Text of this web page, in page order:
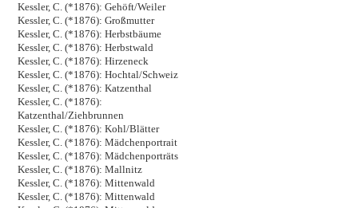
Kessler, C. (*1876): Gehöft/Weiler
Kessler, C. (*1876): Großmutter
Kessler, C. (*1876): Herbstbäume
Kessler, C. (*1876): Herbstwald
Kessler, C. (*1876): Hirzeneck
Kessler, C. (*1876): Hochtal/Schweiz
Kessler, C. (*1876): Katzenthal
Kessler, C. (*1876):
Katzenthal/Ziehbrunnen
Kessler, C. (*1876): Kohl/Blätter
Kessler, C. (*1876): Mädchenportrait
Kessler, C. (*1876): Mädchenporträts
Kessler, C. (*1876): Mallnitz
Kessler, C. (*1876): Mittenwald
Kessler, C. (*1876): Mittenwald